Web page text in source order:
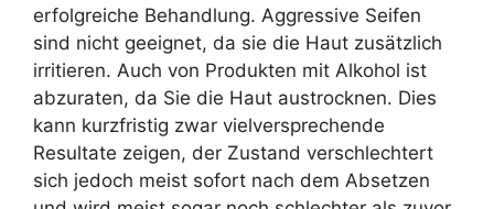
erfolgreiche Behandlung. Aggressive Seifen
sind nicht geeignet, da sie die Haut zusätzlich
irritieren. Auch von Produkten mit Alkohol ist
abzuraten, da Sie die Haut austrocknen. Dies
kann kurzfristig zwar vielversprechende
Resultate zeigen, der Zustand verschlechtert
sich jedoch meist sofort nach dem Absetzen